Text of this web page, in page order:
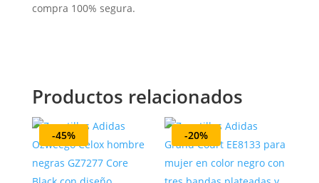
compra 100% segura.
Productos relacionados
-45% -20%